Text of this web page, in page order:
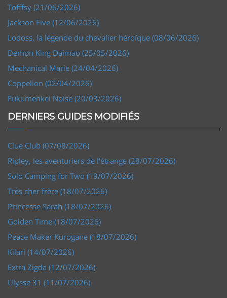
Tofffsy (21/06/2026)
Jackson Five (12/06/2026)
Lodoss, la légende du chevalier héroïque (08/06/2026)
Demon King Daimao (25/05/2026)
Mechanical Marie (24/04/2026)
Coppelion (02/04/2026)
Fukumenkei Noise (20/03/2026)
DERNIERS GUIDES MODIFIÉS
Clue Club (07/08/2026)
Ripley, les aventuriers de l'étrange (28/07/2026)
Solo Camping for Two (19/07/2026)
Très cher frère (18/07/2026)
Princesse Sarah (18/07/2026)
Golden Time (18/07/2026)
Peace Maker Kurogane (18/07/2026)
Kilari (14/07/2026)
Extra Zigda (12/07/2026)
Ulysse 31 (11/07/2026)